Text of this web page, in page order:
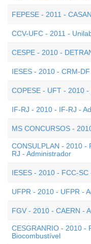
FEPESE - 2011 -
CCV-UFC - 2011 -
CESPE - 2010 -
IESES - 2010 - CRM-
COPESE - UFT - 2010
IF-RJ - 2010 - IF-RJ -
MS CONCURSOS -
CONSULPLAN - 2010 -
RJ - Administrador
IESES - 2010 - FCC-
UFPR - 2010 - UFPR -
FGV - 2010 - CAERN -
CESGRANRIO - 2010 -
Biocombustível